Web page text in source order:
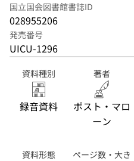
国立国会図書館書誌ID
028955206
発売番号
UICU-1296
資料種別
録音資料
著者
ポスト・マロ
ーン
資料形態
ページ数・大き